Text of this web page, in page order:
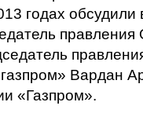
годах обсудили
Вардан
«Газпром».